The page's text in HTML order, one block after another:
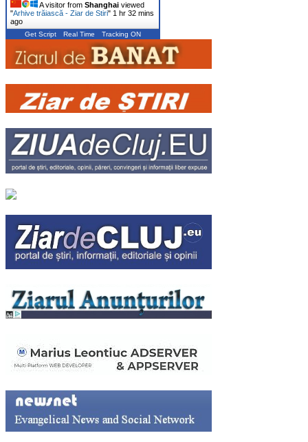
A visitor from Shanghai viewed
"Arhive trăiască - Ziar de Stiri" 1 hr 32 mins
ago
Get Script Real Time Tracking ON